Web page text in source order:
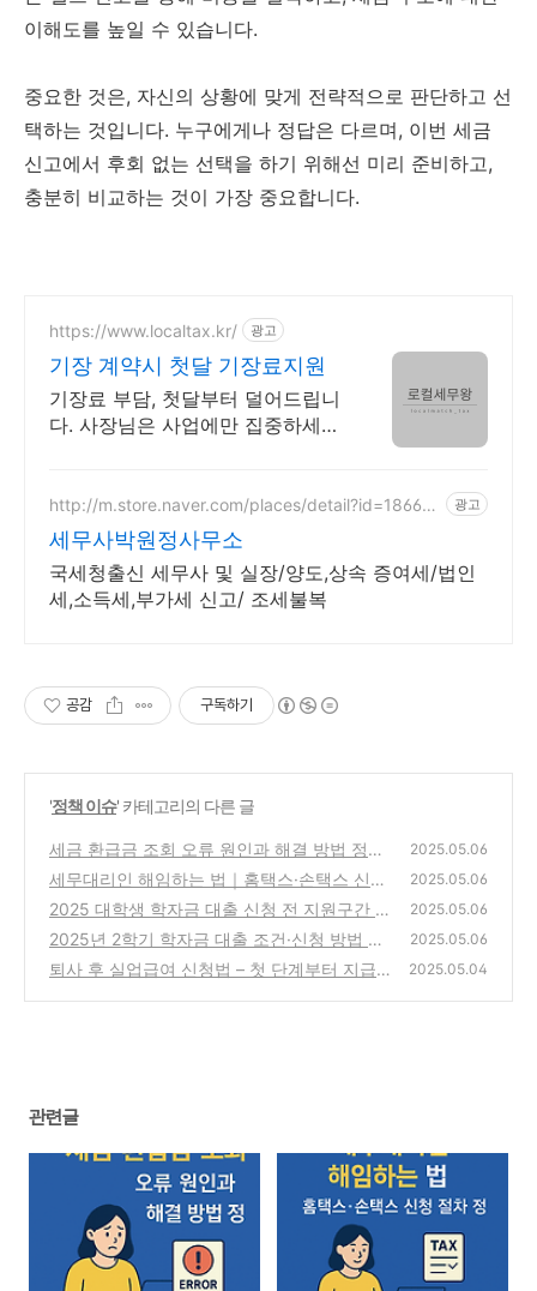
이해도를 높일 수 있습니다.
중요한 것은, 자신의 상황에 맞게 전략적으로 판단하고 선
택하는 것입니다. 누구에게나 정답은 다르며, 이번 세금
신고에서 후회 없는 선택을 하기 위해선 미리 준비하고,
충분히 비교하는 것이 가장 중요합니다.
https://www.localtax.kr/ 광고
기장 계약시 첫달 기장료지원
기장료 부담, 첫달부터 덜어드립니
다. 사장님은 사업에만 집중하세
http://m.store.naver.com/places/detail?id=18664
광고
세무사박원정사무소
국세청출신 세무사 및 실장/양도,상속 증여세/법인
세,소득세,부가세 신고/ 조세불복
공감 구독하기
'정책 이슈' 카테고리의 다른 글
세금 환급금 조회 오류 원인과 해결 방법 정리
(2)
2025.05.06
세무대리인 해임하는 법｜홈택스·손택스 신청
절차 정리
(1)
2025.05.06
2025 대학생 학자금 대출 신청 전 지원구간 확
인하는 법
(1)
2025.05.06
2025년 2학기 학자금 대출 조건·신청 방법 총
정리
(3)
2025.05.06
퇴사 후 실업급여 신청법 – 첫 단계부터 지급
2025.05.04
관련글